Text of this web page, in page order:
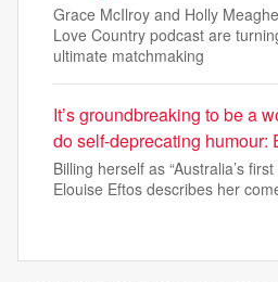
Grace McIlroy and Holly
Love Country podcast are
ultimate matchmaking
It’s groundbreaking to be a
do self-deprecating humour:
Billing herself as “Australia’s
Elouise Eftos describes her